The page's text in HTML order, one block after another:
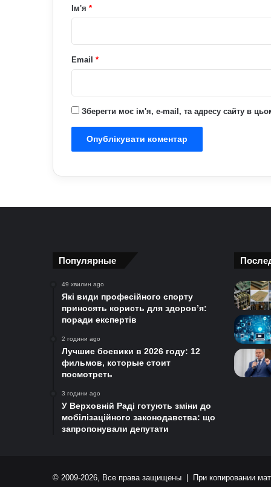
рІм'я *
Email *
Зберегти моє ім'я, e-mail, та адресу сайту в
Популярные
49 хвилин ago
Які види професійного спорту
приносять користь для здоров’я:
поради експертів
2 години ago
Лучшие боевики в 2026 году: 12
фильмов, которые стоит
посмотреть
3 години ago
У Верховній Раді готують зміни до
мобілізаційного законодавства: що
запропонували депутати
© 2009-2026, Все права защищены | При копировании